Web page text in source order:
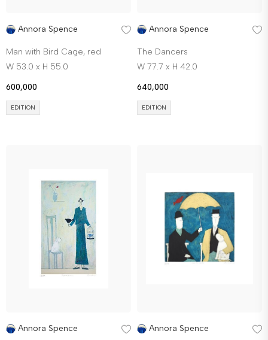
Annora Spence
Man with Bird Cage, red
W 53.0 x H 55.0
600,000
EDITION
Annora Spence
The Dancers
W 77.7 x H 42.0
640,000
EDITION
Annora Spence Annora Spence